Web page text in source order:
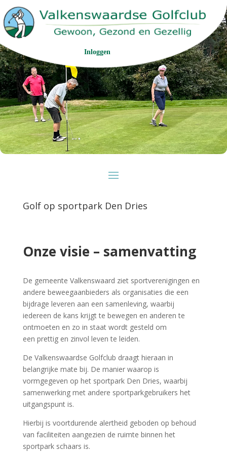
Inloggen
Golf op sportpark Den Dries
Onze visie – samenvatting
De gemeente Valkenswaard ziet sportverenigingen en
andere beweegaanbieders als organisaties die een
bijdrage leveren aan een samenleving, waarbij
iedereen de kans krijgt te bewegen en anderen te
ontmoeten en zo in staat wordt gesteld om
een prettig en zinvol leven te leiden.
De Valkenswaardse Golfclub draagt hieraan in
belangrijke mate bij. De manier waarop is
vormgegeven op het sportpark Den Dries, waarbij
samenwerking met andere sportparkgebruikers het
uitgangspunt is.
Hierbij is voortdurende alertheid geboden op behoud
van faciliteiten aangezien de ruimte binnen het
sportpark schaars is.